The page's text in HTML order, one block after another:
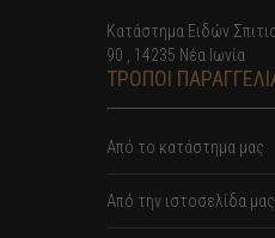
Κατάστημα Ειδών
90 , 14235 Νέα Ιωνία
ΤΡΟΠΟΙ
Από το κατάστημα μας
Από την ιστοσελίδα μας